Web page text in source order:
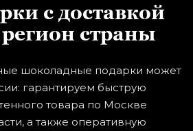
с доставкой
страны
шоколадные подарки может
гарантируем быструю
товара по Москве
а также оперативную